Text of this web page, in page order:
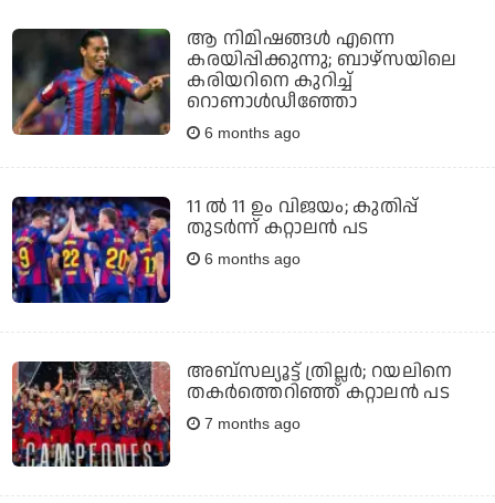
ആ നിമിഷങ്ങള്‍ എന്നെ
കരയിപ്പിക്കുന്നു; ബാഴ്‌സയിലെ
കരിയറിനെ കുറിച്ച്
റൊണാള്‍ഡീഞ്ഞോ
6 months ago
11 ല്‍ 11 ഉം വിജയം; കുതിപ്പ്
തുടര്‍ന്ന് കറ്റാലന്‍ പട
6 months ago
അബ്സല്യൂട്ട് ത്രില്ലര്‍; റയലിനെ
തകര്‍ത്തെറിഞ്ഞ് കറ്റാലന്‍ പട
7 months ago